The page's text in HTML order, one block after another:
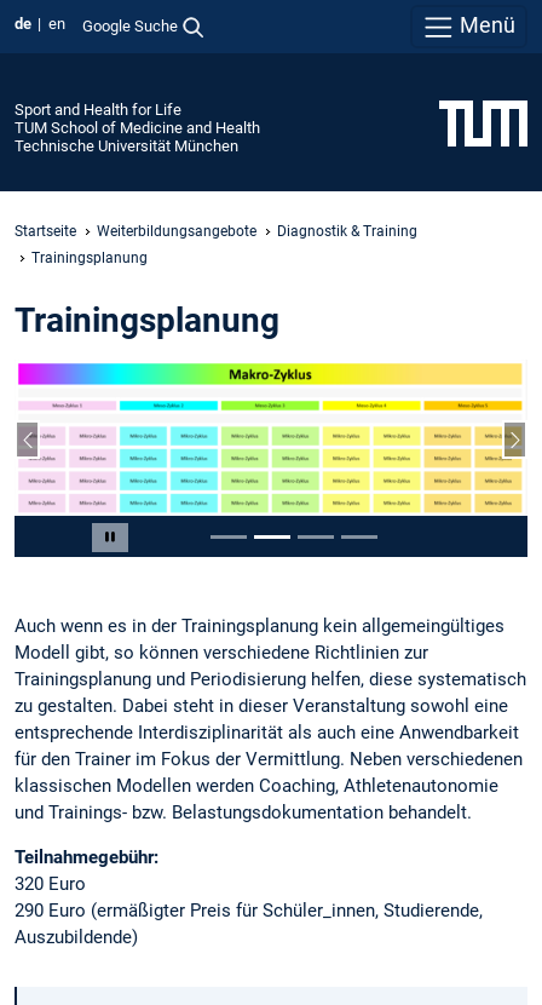
de en Google Suche Menü
Sport and Health for Life
TUM School of Medicine and Health
Technische Universität München
Startseite Weiterbildungsangebote
Diagnostik & Training
Trainingsplanung
Trainingsplanung
Carousel pausieren
Vorheriger Slide
Slide 2 von 4
Auch wenn es in der Trainingsplanung kein allgemeingültiges
Modell gibt, so können verschiedene Richtlinien zur
Trainingsplanung und Periodisierung helfen, diese systematisch
zu gestalten. Dabei steht in dieser Veranstaltung sowohl eine
entsprechende Interdisziplinarität als auch eine Anwendbarkeit
für den Trainer im Fokus der Vermittlung. Neben verschiedenen
klassischen Modellen werden Coaching, Athletenautonomie
und Trainings- bzw. Belastungsdokumentation behandelt.
Teilnahmegebühr:
320 Euro
290 Euro (ermäßigter Preis für Schüler_innen, Studierende,
Auszubildende)